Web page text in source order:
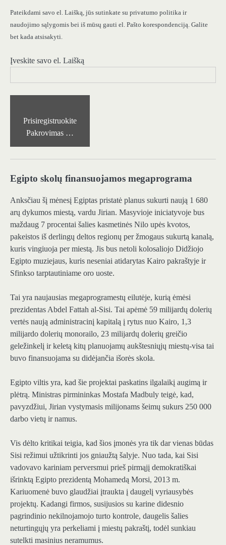
Pateikdami savo el. Laišką, jūs sutinkate su privatumo politika ir
naudojimo sąlygomis bei iš mūsų gauti el. Pašto korespondenciją. Galite
bet kada atsisakyti.
Įveskite savo el. Laišką
Prisiregistruokite
Pakrovimas …
Egipto skolų finansuojamos megaprograma
Anksčiau šį mėnesį Egiptas pristatė planus sukurti naują 1 680
arų dykumos miestą, vardu Jirian. Masyvioje iniciatyvoje bus
maždaug 7 procentai šalies kasmetinės Nilo upės kvotos,
pakeistos iš derlingų deltos regionų per žmogaus sukurtą kanalą,
kuris vingiuoja per miestą. Jis bus netoli kolosaliojo Didžiojo
Egipto muziejaus, kuris neseniai atidarytas Kairo pakraštyje ir
Sfinkso tarptautiniame oro uoste.
Tai yra naujausias megaprogramestų eilutėje, kurią ėmėsi
prezidentas Abdel Fattah al-Sisi. Tai apėmė 59 milijardų dolerių
vertės naują administracinį kapitalą į rytus nuo Kairo, 1,3
milijardo dolerių monorailo, 23 milijardų dolerių greičio
geležinkelį ir keletą kitų planuojamų aukštesniųjų miestų-visa tai
buvo finansuojama su didėjančia išorės skola.
Egipto viltis yra, kad šie projektai paskatins ilgalaikį augimą ir
plėtrą. Ministras pirmininkas Mostafa Madbuly teigė, kad,
pavyzdžiui, Jirian vystymasis milijonams šeimų sukurs 250 000
darbo vietų ir namus.
Vis dėlto kritikai teigia, kad šios įmonės yra tik dar vienas būdas
Sisi režimui užtikrinti jos gniaužtą šalyje. Nuo tada, kai Sisi
vadovavo kariniam perversmui prieš pirmąjį demokratiškai
išrinktą Egipto prezidentą Mohamedą Morsi, 2013 m.
Kariuomenė buvo glaudžiai įtraukta į daugelį vyriausybės
projektų. Kadangi firmos, susijusios su karine didesnio
pagrindinio nekilnojamojo turto kontrole, daugelis šalies
neturtingųjų yra perkeliami į miestų pakraštį, todėl sunkiau
sutelkti masinius neramumus.